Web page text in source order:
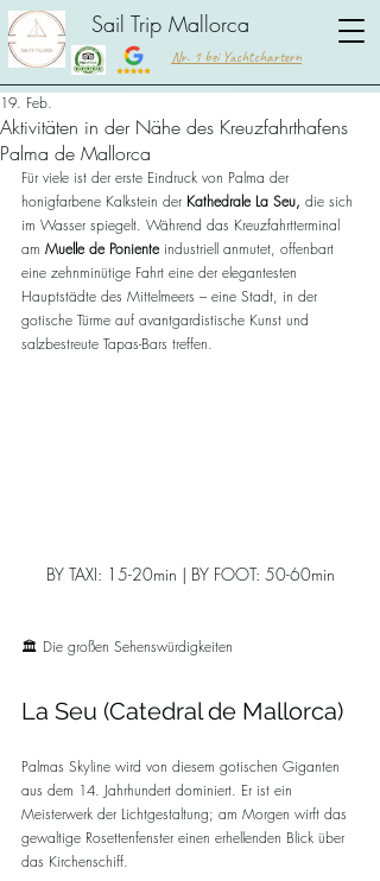
Sail Trip Mallorca
Nr. 1 bei Yachtchartern
Aktivitäten in der Nähe des Kreuzfahrthafens
Palma de Mallorca
19. Feb.
Für viele ist der erste Eindruck von Palma der
honigfarbene Kalkstein der Kathedrale La Seu, die sich
im Wasser spiegelt. Während das Kreuzfahrtterminal
am Muelle de Poniente industriell anmutet, offenbart
eine zehnminütige Fahrt eine der elegantesten
Hauptstädte des Mittelmeers – eine Stadt, in der
gotische Türme auf avantgardistische Kunst und
salzbestreute Tapas-Bars treffen.
BY TAXI: 15-20min | BY FOOT: 50-60min
🏛️ Die großen Sehenswürdigkeiten
La Seu (Catedral de Mallorca)
Palmas Skyline wird von diesem gotischen Giganten
aus dem 14. Jahrhundert dominiert. Er ist ein
Meisterwerk der Lichtgestaltung; am Morgen wirft das
gewaltige Rosettenfenster einen erhellenden Blick über
das Kirchenschiff.